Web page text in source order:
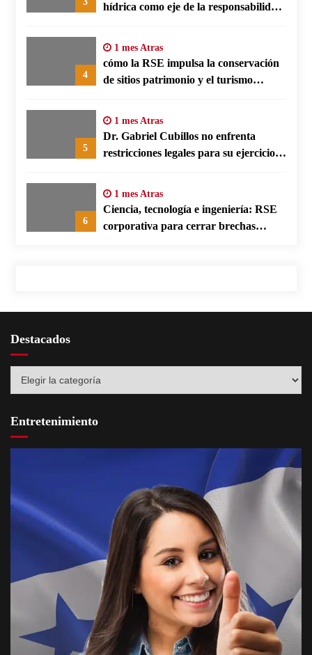
hídrica como eje de la responsabilidad
4
1 mes Atras
cómo la RSE impulsa la conservación
de sitios patrimonio y el turismo
5
1 mes Atras
Dr. Gabriel Cubillos no enfrenta
restricciones legales para su ejercicio,
6
1 mes Atras
Ciencia, tecnología e ingeniería: RSE
corporativa para cerrar brechas
Destacados
Entretenimiento